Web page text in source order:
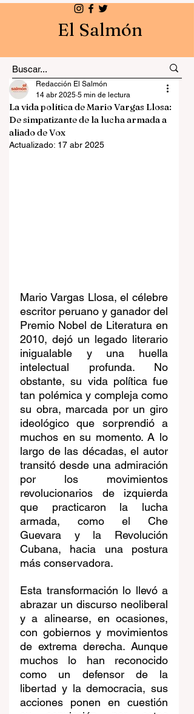
El Salmón
La vida política de Mario Vargas Llosa:
De simpatizante de la lucha armada a
aliado de Vox
Redacción El Salmón
14 abr 2025 5 min de lectura
Actualizado: 17 abr 2025
Mario Vargas Llosa, el célebre
escritor peruano y ganador del
Premio Nobel de Literatura en
2010, dejó un legado literario
inigualable y una huella
intelectual profunda. No
obstante, su vida política fue
tan polémica y compleja como
su obra, marcada por un giro
ideológico que sorprendió a
muchos en su momento. A lo
largo de las décadas, el autor
transitó desde una admiración
por los movimientos
revolucionarios de izquierda
que practicaron la lucha
armada, como el Che
Guevara y la Revolución
Cubana, hacia una postura
más conservadora.
Esta transformación lo llevó a
abrazar un discurso neoliberal
y a alinearse, en ocasiones,
con gobiernos y movimientos
de extrema derecha. Aunque
muchos lo han reconocido
como un defensor de la
libertad y la democracia, sus
acciones ponen en cuestión